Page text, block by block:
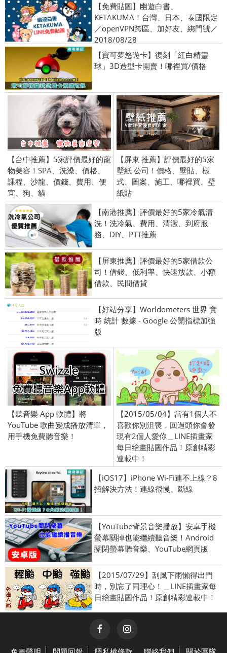
【免費貼圖】幽遊白書、
KETAKUMA！台灣、日本、泰國限定
／openVPN跨區、加好友、綁門號／
2018/08/28
【寶可夢悠遊卡】復刻「紅白精靈
球」3D造型卡開賣！哪裡買/價格
【台中推薦】5家評價最好的寵
物美容！SPA、洗澡、價格、
課程、沙龍、價錢、費用、便
宜、狗、貓
【屏東 推薦】評價最好的5家
壁紙 公司！價格、壁貼、樣
式、圖案、施工、哪裡買、壁
紙貼
【南港推薦】評價最好的5家冷氣清
洗！洗冷氣、費用、清潔、到府服
務、DIY、PTT推薦
【屏東推薦】評價最好的5家借款公
司！借錢、低利率、快速放款、小額
借款、民間借貸
【好站分享】Worldometers 世界 實
時 統計 數據 - Google 公開指標加強
版
【聽音樂 App 軟體】將
YouTube 歌曲變成播放清單，
用手機免費聽音樂！
【2015/05/04】當有1個人不
喜歡你別沮喪，回過頭你會發
現有2個人愛你＿LINE插畫家
每日繪畫貼圖作品！原創精彩
連載中！
【iOS17】iPhone Wi-Fi連不上線？8
招解決方法！連線很慢、斷線
【YouTube背景音樂播放】安卓手機
螢幕關掉也能繼續聽音樂！Android
關閉螢幕聽音樂、YouTube網頁版
【2015/07/29】刮風下雨懶得出門
時，別忘了同理心！＿LINE插畫家每
日繪畫貼圖作品！原創精彩連載中！